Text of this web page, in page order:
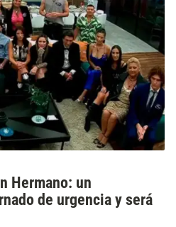
Hermano: un
de urgencia y será